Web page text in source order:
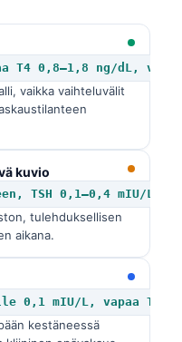
T4 0,8–1,8 ng/dL,
vaikka vaihteluvälit
kuvio
TSH 0,1–0,4 mIU/L,
tulehduksellisen
aikana.
0,1 mIU/L, vapaa T4
kestäneessä